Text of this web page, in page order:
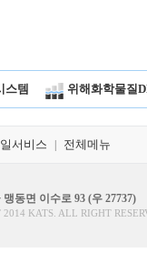
스템 위해화학물질
서비스 전체메뉴
동면 이수로 93 (우 27737)
2014 KATS. ALL RIGHT